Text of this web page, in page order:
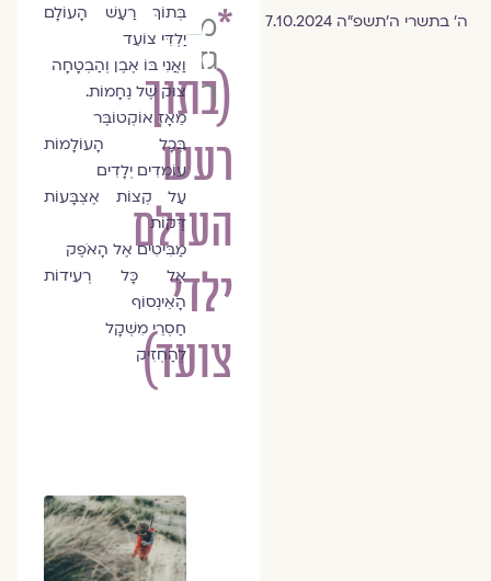
ה׳ בתשרי ה׳תשפ״ה 7.10.2024
*
(בתוך
רעש
העולם
ילדי
צועד)
מיטל
גזלה
רופא
בְּתוֹךְ רַעַשׁ הָעוֹלָם
יַלְדִּי צוֹעֵד
וַאֲנִי בּוֹ אֶבֶן וְהַבְטָחָה
צוּק שֶׁל נֶחָמוֹת.
מֵאָז אוֹקְטוֹבֶּר
בְּכָל הָעוֹלָמוֹת
עוֹמְדִים יְלָדִים
עַל קְצוֹת אֶצְבָּעוֹת
דַּקּוֹת
מַבִּיטִים אֶל הָאֹפֶק
אֶל כָּל רְעִידוֹת
הָאֵינְסוֹף
חַסְרֵי מִשְׁקָל
לְהַחְזִיק